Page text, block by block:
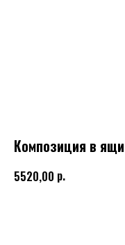
Композиция в
5520,00 р.